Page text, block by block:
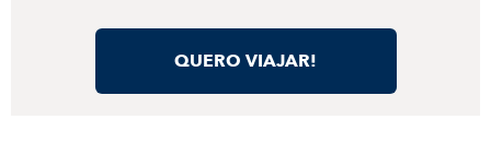
QUERO VIAJAR!